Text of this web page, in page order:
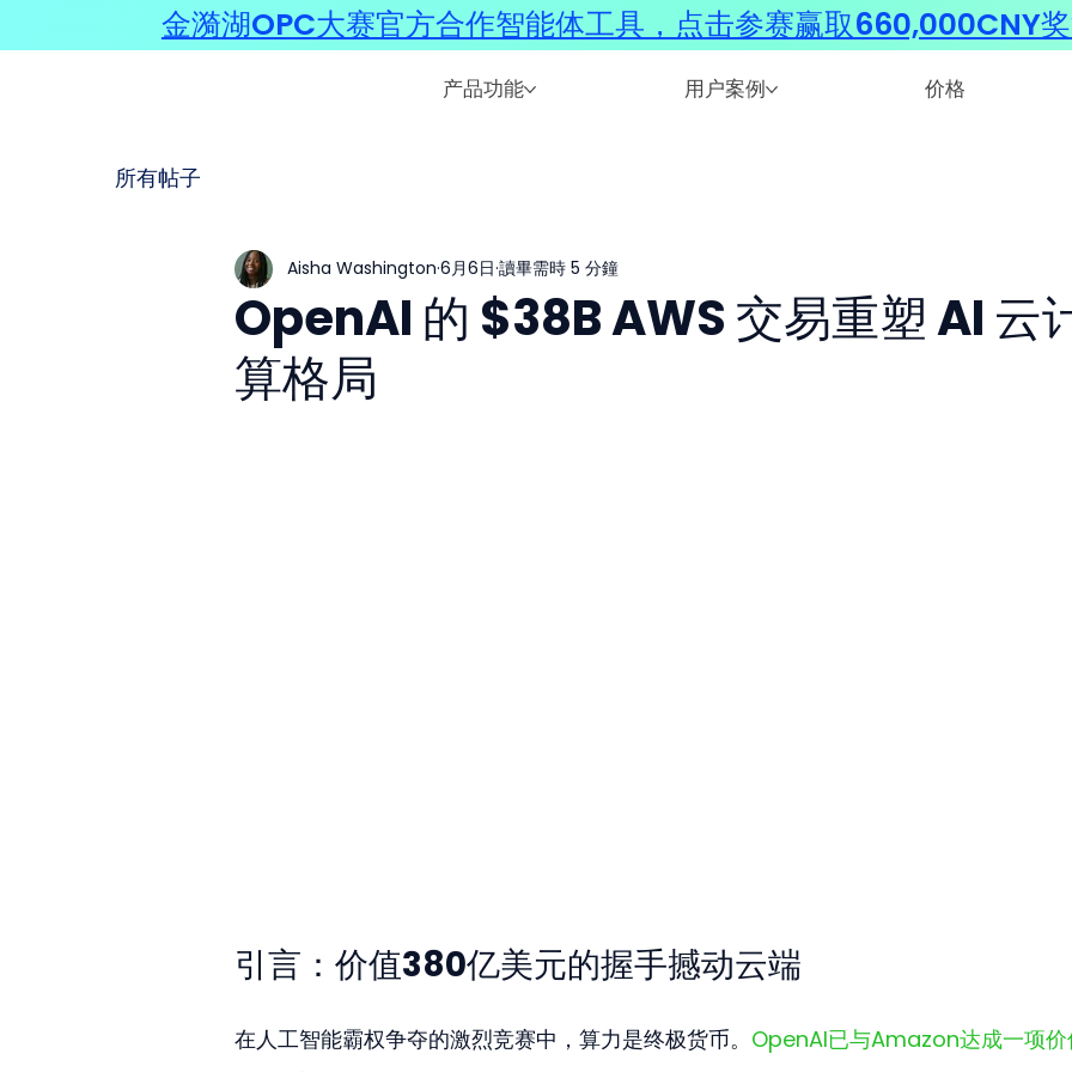
产品功能 用户案例 价格
所有帖子
OpenAI 的 $38B AWS 交易重塑 AI 云
算格局
Aisha Washington 6月6日 讀畢需時 5 分鐘
引言：价值380亿美元的握手撼动云端
在人工智能霸权争夺的激烈竞赛中，算力是终极货币。 OpenAI已与Amazon达成一项价
金漪湖OPC大赛官方合作智能体工具，点击参赛赢取660,000CNY